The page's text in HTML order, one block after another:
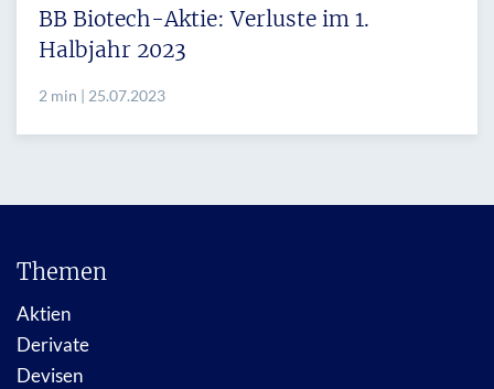
BB Biotech-Aktie: Verluste im 1.
Halbjahr 2023
2 min | 25.07.2023
Themen
Aktien
Derivate
Devisen